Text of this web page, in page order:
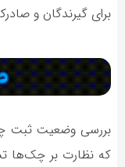
برای گیرندگان و
که نظارت بر چک‌ها